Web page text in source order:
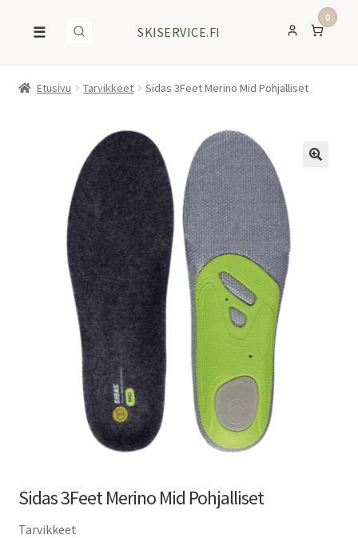
☰ SKISERVICE.FI
0
Etusivu Tarvikkeet Sidas 3Feet Merino Mid Pohjalliset
Sidas 3Feet Merino Mid Pohjalliset
Tarvikkeet